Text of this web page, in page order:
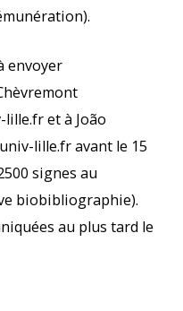
envoyer
et à João
lille.fr avant le 15
signes au
biobibliographie).
au plus tard le